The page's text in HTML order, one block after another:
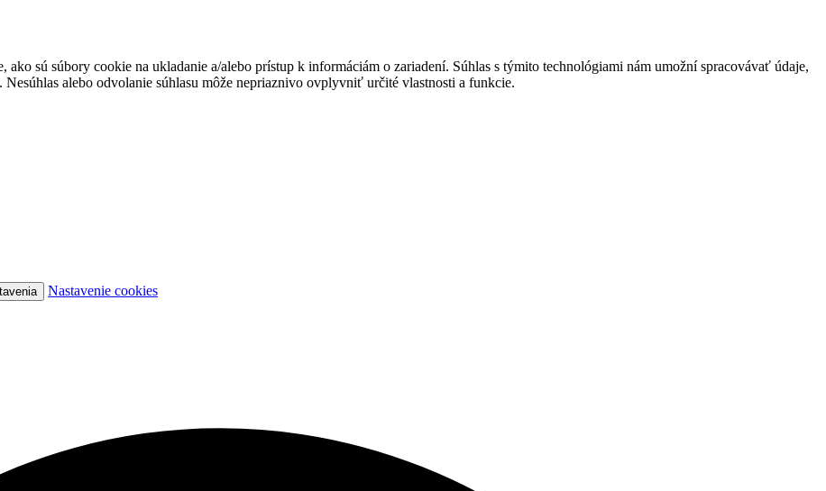
sú súbory cookie na ukladanie a/alebo prístup k informáciám o zariadení. Súhlas s týmito technológiami nám umožní spracovávať údaje,
alebo odvolanie súhlasu môže nepriaznivo ovplyvniť určité vlastnosti a funkcie.
Nastavenie cookies